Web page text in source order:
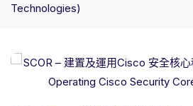
Technologies)